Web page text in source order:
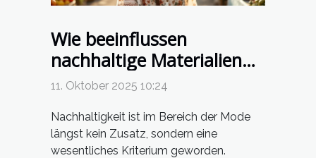
Wie beeinflussen
nachhaltige Materialien
den Boho-Chic?
11. Oktober 2025 10:24
Nachhaltigkeit ist im Bereich der Mode
längst kein Zusatz, sondern eine
wesentliches Kriterium geworden.